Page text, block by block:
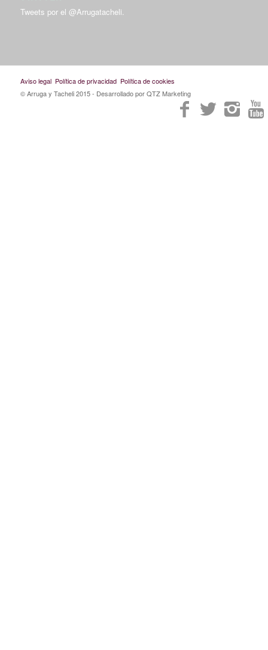
Tweets por el @Arrugatacheli.
Aviso legal Política de privacidad Política de cookies
© Arruga y Tacheli 2015- Desarrollado por QTZ Marketing